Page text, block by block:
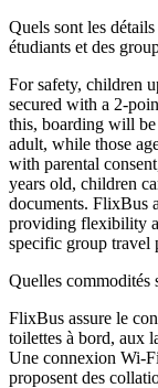
Quels sont les
étudiants et des
For safety, children
secured with a 2-
this, boarding will
adult, while those
with parental
years old, children
documents. FlixBus
providing flexibility
specific group travel
Quelles commodités
FlixBus assure le
toilettes à bord, aux
Une connexion Wi-
proposent des